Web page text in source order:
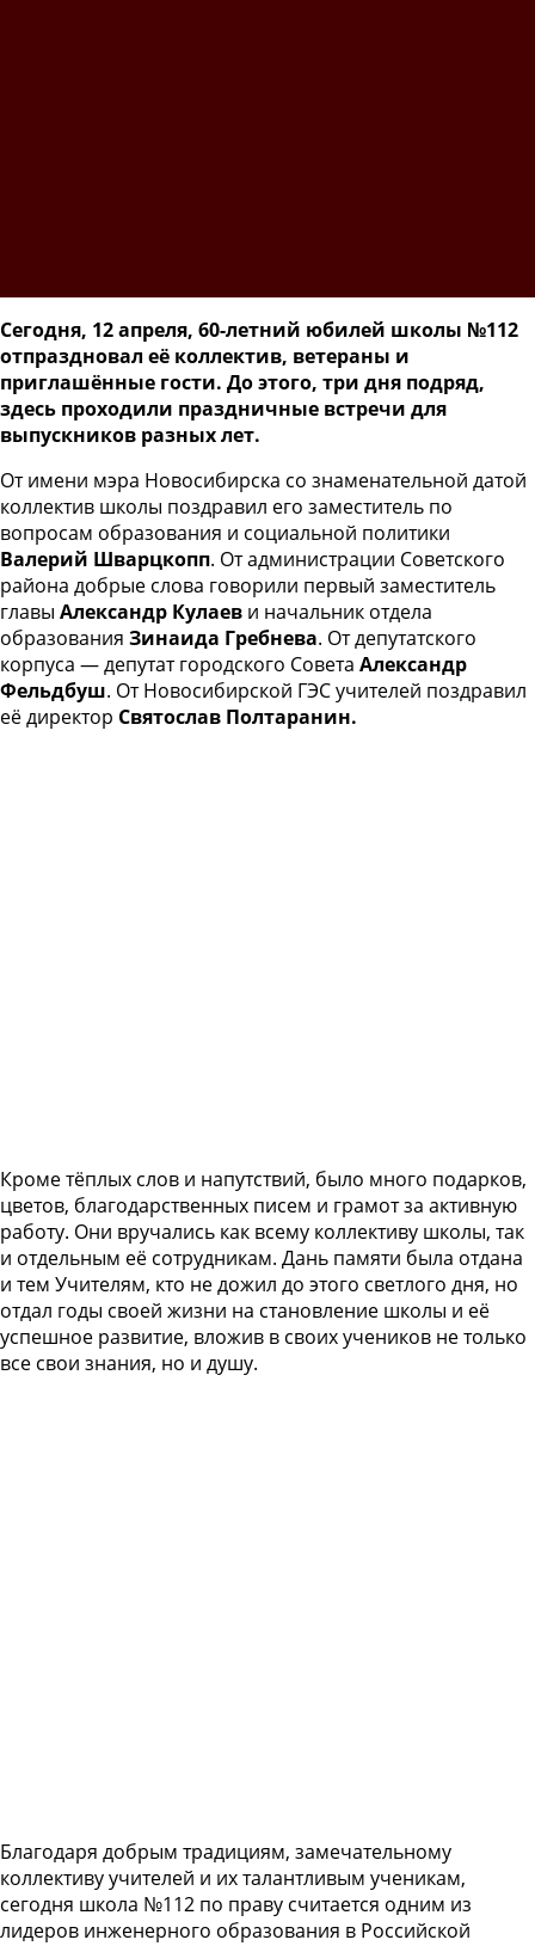
Сегодня, 12 апреля, 60-летний юбилей школы №112
отпраздновал её коллектив, ветераны и
приглашённые гости. До этого, три дня подряд,
здесь проходили праздничные встречи для
выпускников разных лет.
От имени мэра Новосибирска со знаменательной датой
коллектив школы поздравил его заместитель по
вопросам образования и социальной политики
Валерий Шварцкопп. От администрации Советского
района добрые слова говорили первый заместитель
главы Александр Кулаев и начальник отдела
образования Зинаида Гребнева. От депутатского
корпуса — депутат городского Совета Александр
Фельдбуш. От Новосибирской ГЭС учителей поздравил
её директор Святослав Полтаранин.
Кроме тёплых слов и напутствий, было много подарков,
цветов, благодарственных писем и грамот за активную
работу. Они вручались как всему коллективу школы, так
и отдельным её сотрудникам. Дань памяти была отдана
и тем Учителям, кто не дожил до этого светлого дня, но
отдал годы своей жизни на становление школы и её
успешное развитие, вложив в своих учеников не только
все свои знания, но и душу.
Благодаря добрым традициям, замечательному
коллективу учителей и их талантливым ученикам,
сегодня школа №112 по праву считается одним из
лидеров инженерного образования в Российской